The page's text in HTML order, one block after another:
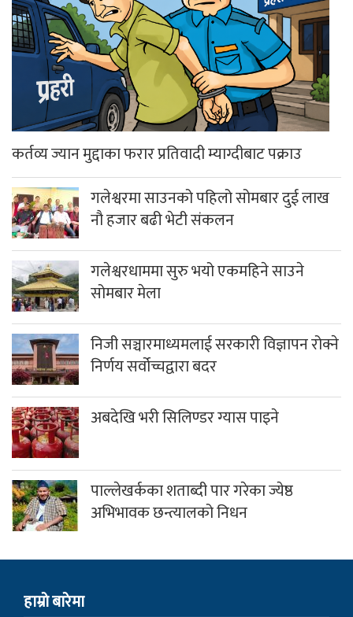
कर्तव्य ज्यान मुद्दाका फरार प्रतिवादी म्याग्दीबाट पक्राउ
गलेश्वरमा साउनको पहिलो सोमबार दुई लाख
नौ हजार बढी भेटी संकलन
गलेश्वरधाममा सुरु भयो एकमहिने साउने
सोमबार मेला
निजी सञ्चारमाध्यमलाई सरकारी विज्ञापन रोक्ने
निर्णय सर्वोच्चद्वारा बदर
अबदेखि भरी सिलिण्डर ग्यास पाइने
पाल्लेखर्कका शताब्दी पार गरेका ज्येष्ठ
अभिभावक छन्त्यालको निधन
हाम्राे बारेमा